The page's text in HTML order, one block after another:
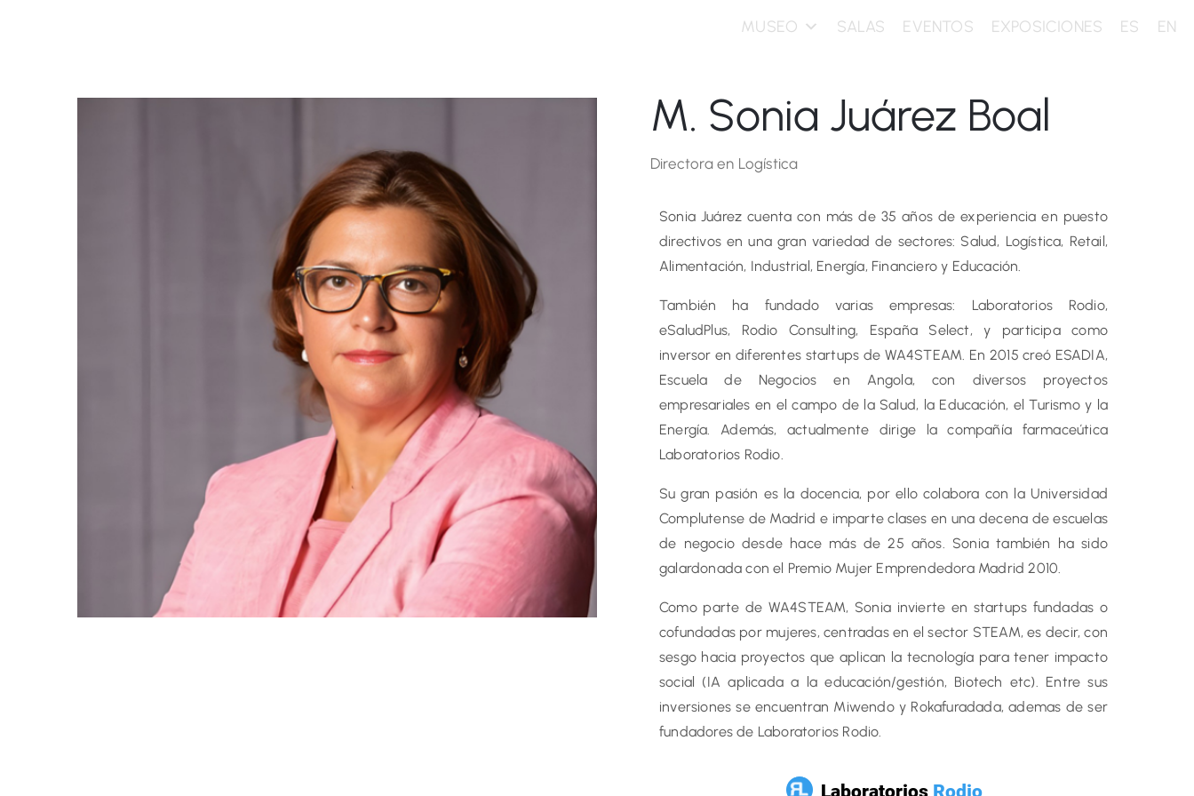
MUSEO SALAS EVENTOS EXPOSICIONES ES EN
M. Sonia Juárez Boal
Directora en Logística
Sonia Juárez cuenta con más de 35 años de experiencia en puesto
directivos en una gran variedad de sectores: Salud, Logística, Retail,
Alimentación, Industrial, Energía, Financiero y Educación.
También ha fundado varias empresas: Laboratorios Rodio,
eSaludPlus, Rodio Consulting, España Select, y participa como
inversor en diferentes startups de WA4STEAM. En 2015 creó ESADIA,
Escuela de Negocios en Angola, con diversos proyectos
empresariales en el campo de la Salud, la Educación, el Turismo y la
Energía. Además, actualmente dirige la compañía farmaceútica
Laboratorios Rodio.
Su gran pasión es la docencia, por ello colabora con la Universidad
Complutense de Madrid e imparte clases en una decena de escuelas
de negocio desde hace más de 25 años. Sonia también ha sido
galardonada con el Premio Mujer Emprendedora Madrid 2010.
Como parte de WA4STEAM, Sonia invierte en startups fundadas o
cofundadas por mujeres, centradas en el sector STEAM, es decir, con
sesgo hacia proyectos que aplican la tecnología para tener impacto
social (IA aplicada a la educación/gestión, Biotech etc). Entre sus
inversiones se encuentran Miwendo y Rokafuradada, ademas de ser
fundadores de Laboratorios Rodio.